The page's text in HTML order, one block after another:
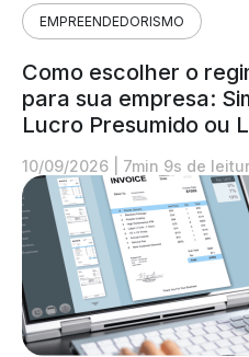
EMPREENDEDORISMO
Como escolher o
para sua empresa:
Lucro Presumido ou
10/09/2026 7min 9s de